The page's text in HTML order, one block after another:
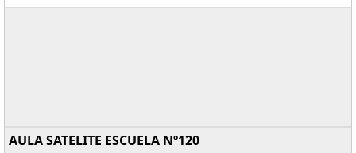
AULA SATELITE ESCUELA Nº120